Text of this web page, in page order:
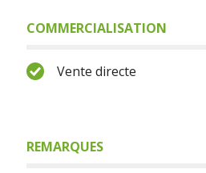
COMMERCIALISATION
Vente directe
REMARQUES